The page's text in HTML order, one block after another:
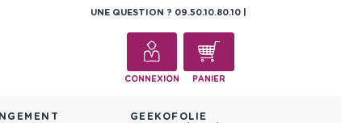
UNE QUESTION ? 09.50.10.80.10
CONNEXION PANIER
GEEKOFOLIE